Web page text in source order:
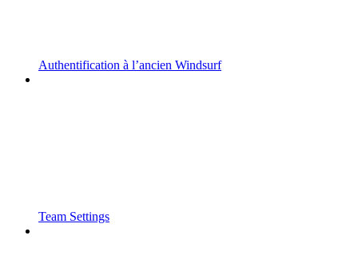
Authentification à l’ancien Windsurf
Team Settings